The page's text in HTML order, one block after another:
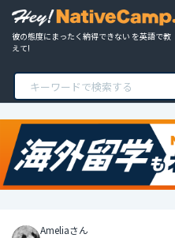
彼の態度にまったく納得できない を英語で教
えて!
Ameliaさん